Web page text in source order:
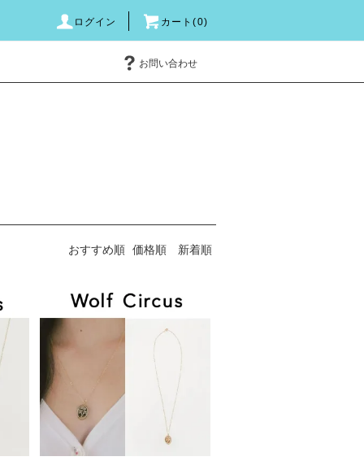
ログイン カート(0)
お問い合わせ
おすすめ順 価格順 新着順